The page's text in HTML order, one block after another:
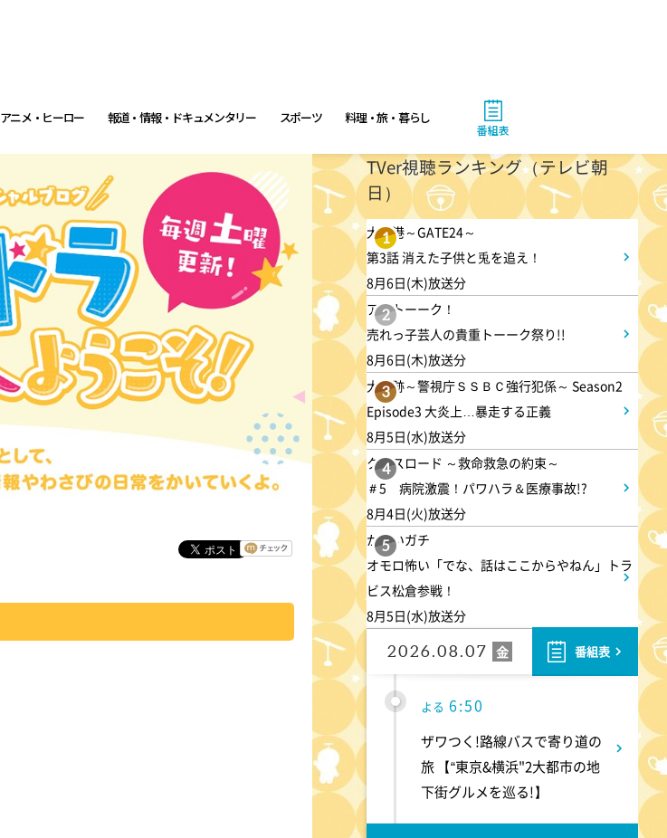
アニメ・ヒーロー 報道・情報・ドキュメンタリー スポーツ 料理・旅・暮らし
番組表
TVer視聴ランキング（テレビ朝
日）
1
大空港～GATE24～
第3話 消えた子供と兎を追え！
8月6日(木)放送分
2
アメトーーク！
売れっ子芸人の貴重トーーク祭り!!
8月6日(木)放送分
3
大追跡～警視庁ＳＳＢＣ強行犯係～ Season2
Episode3 大炎上…暴走する正義
8月5日(水)放送分
4
クロスロード ～救命救急の約束～
＃5 病院激震！パワハラ＆医療事故!?
8月4日(火)放送分
5
かまいガチ
オモロ怖い「でな、話はここからやねん」トラ
ビス松倉参戦！
8月5日(水)放送分
2026.08.07 金 番組表
ANNニュース
午後 1:50
TOKYO EVERYONE
午後 1:55
午後もじゅん散歩
午後 2:53
科捜研の女12 #3
午後 3:50
相棒16 #11
午後 4:48
スーパーJチャンネル 井澤健
太朗と森山みなみが<ニュース
のハテナ>を深掘り
よる 6:50
ザワつく!路線バスで寄り道の
旅 【“東京&横浜"2大都市の地
下街グルメを巡る!】